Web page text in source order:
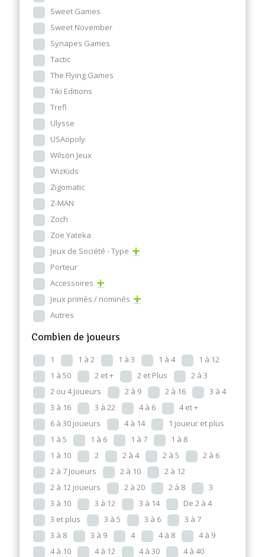
Sweet Games
Sweet November
Synapes Games
Tactic
The Flying Games
Tiki Editions
Trefl
Ulysse
USAopoly
Wilson Jeux
WizKids
Zigomatic
Z-MAN
Zoch
Zoe Yateka
Jeux de Société - Type
Porteur
Accessoires
Jeux primés / nominés
Autres
Combien de joueurs
1 1 à 2 1 à 3 1 à 4
1 à 12
1 à 50
2 et + 2 et Plus
2 à 3
2 ou 4 Joueurs
2 à 9 2 à 16
3 à 4
3 à 16
3 à 22 4 à 6
4 et +
6 à 30 joueurs
4 à 14
1 joueur et plus
1 à 5
1 à 6 1 à 7
1 à 8
1 à 10
2 2 à 4 2 à 5
2 à 6
2 à 7 Joueurs
2 à 10
2 à 12
2 à 12 joueurs
2 à 20 2 à 8
3
3 à 10
3 à 12 3 à 14
De 2 à 4
3 et plus
3 à 5 3 à 6
3 à 7
3 à 8
3 à 9 4 4 à 8
4 à 9
4 à 10
4 à 12 4 à 30
4 à 40